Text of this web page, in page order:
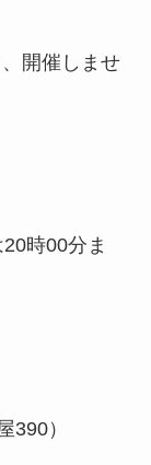
開催しませ
時00分ま
）